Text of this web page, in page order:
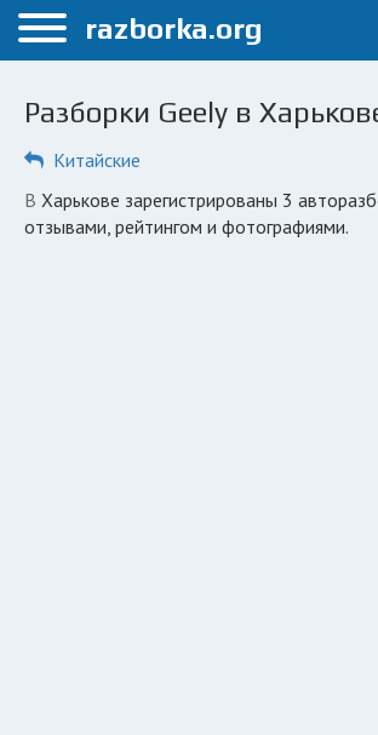
Меню
Харьков
ПОЛЬЗОВАТЕЛЯМ
Каталог разборок
Разборки Geely в
Китайские
в Харькове зарегистрированы 3 авторазборки Джили с
отзывами, рейтингом и фотографиями.
razborka.org